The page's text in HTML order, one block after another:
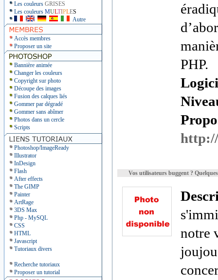
Les couleurs GRISES
Les couleurs MULTIPLES
Autre
Accès membres
Proposer un site
Bannière animée
Changer les couleurs
Copyright sur photo
Découpe des images
Fusion des calques liés
Gommer par dégradé
Gommer sans abîmer
Photos dans un cercle
Scripts
Photoshop/ImageReady
Illustrator
InDesign
Flash
After effects
The GIMP
Painter
ArtRage
3DS Max
Php - MySQL
CSS
HTML
Javascript
Tutoriaux divers
Recherche tutoriaux
Proposer un tutorial
PHP.
Vos utilisateurs buggent ?
notre